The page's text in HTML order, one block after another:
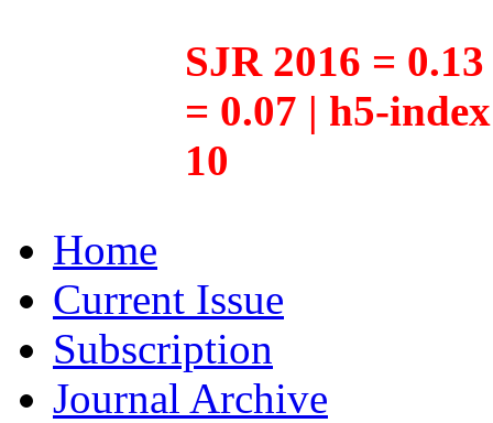
SJR 2016 =
= 0.07 | h5-
10
Home
Current Issue
Subscription
Journal Archive